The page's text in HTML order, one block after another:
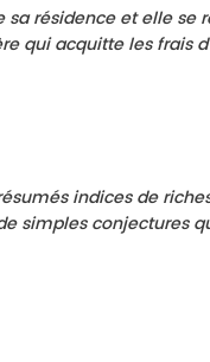
résidence et elle se
qui acquitte les frais
indices de
simples conjectures